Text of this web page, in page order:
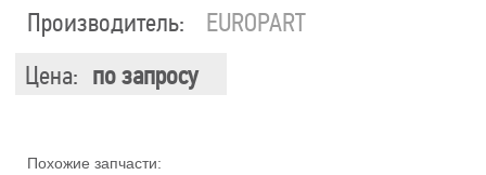
Производитель:
EUROPART
Цена: по запросу
Похожие запчасти: